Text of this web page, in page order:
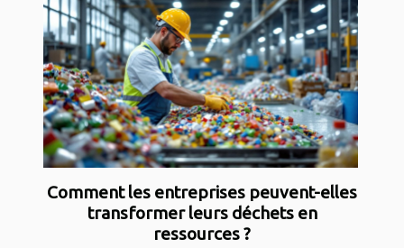
Comment les entreprises peuvent-elles
transformer leurs déchets en
ressources ?